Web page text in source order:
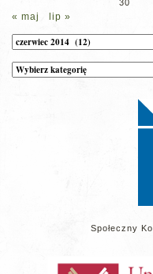
30
« maj lip »
Archiwum
Kategorie
wpisów
Społeczny